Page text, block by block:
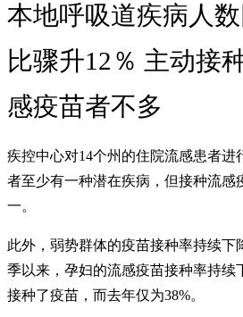
本地呼吸道疾病人数
比骤升12％ 主动接
感疫苗者不多
疾控中心对14个州的住院流感患者进
者至少有一种潜在疾病，但接种流感
一。
此外，弱势群体的疫苗接种率持续下
季以来，孕妇的流感疫苗接种率持续
接种了疫苗，而去年仅为38%。